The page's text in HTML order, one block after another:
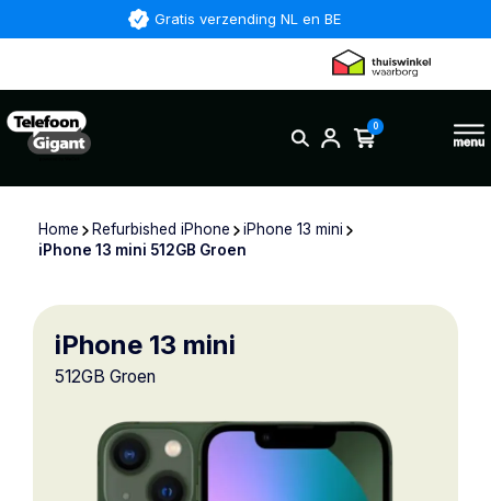
Gratis verzending NL en BE
0
Home Refurbished iPhone
iPhone 13 mini
iPhone 13 mini 512GB Groen
iPhone 13 mini
512GB Groen